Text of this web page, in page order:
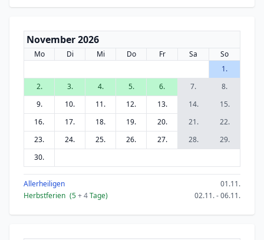
November 2026
Mo Di Mi Do Fr Sa
So
1.
2.
3. 4. 5. 6. 7.
8.
9.
10. 11. 12. 13. 14.
15.
16.
17. 18. 19. 20. 21.
22.
23.
24. 25. 26. 27. 28.
29.
30.
Allerheiligen
01.11.
Herbstferien (5+ 4Tage) 02.11. - 06.11.